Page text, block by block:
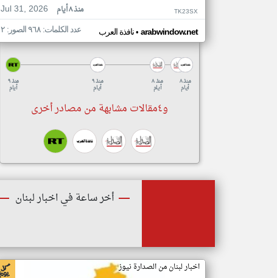
Jul 31, 2026
منذ ٨ أيام TK23SX
نافذة العرب• arabwindow.net عدد الكلمات: ٩٦٨ الصور: ٢
منذ ٩
أيام
منذ ٩
أيام
منذ ٨
أيام
منذ ٨
أيام
و٤مقالات مشابهة من مصادر أخرى
أخر ساعة في اخبار لبنان
اخبار لبنان من الصدارة نيوز